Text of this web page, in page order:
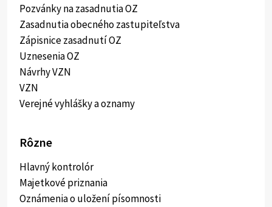
Pozvánky na zasadnutia OZ
Zasadnutia obecného zastupiteľstva
Zápisnice zasadnutí OZ
Uznesenia OZ
Návrhy VZN
VZN
Verejné vyhlášky a oznamy
Rôzne
Hlavný kontrolór
Majetkové priznania
Oznámenia o uložení písomnosti